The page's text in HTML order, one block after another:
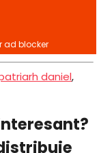
daniel,